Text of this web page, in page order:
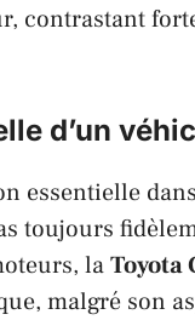
contrastant
d’un
essentielle
toujours
laToyota
malgré son